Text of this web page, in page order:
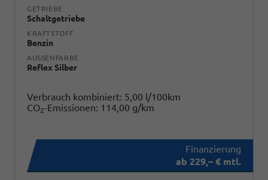
GETRIEBE
Schaltgetriebe
KRAFTSTOFF
Benzin
AUSSENFARBE
Reflex Silber
Verbrauch kombiniert: 5,00 l/100km
CO2-Emissionen: 114,00 g/km
ab 229,– € mtl.